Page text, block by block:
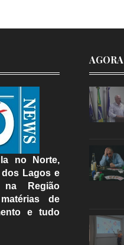
no Norte,
dos Lagos e
na Região
de
e tudo
AGORA